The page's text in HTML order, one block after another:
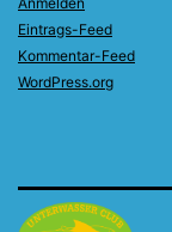
Eintrags-Feed
Kommentar-Feed
WordPress.org